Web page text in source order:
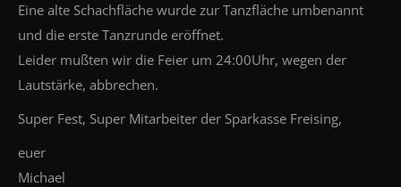
Eine alte Schachfläche wurde zur Tanzfläche umbenannt
und die erste Tanzrunde eröffnet.
Leider mußten wir die Feier um 24:00Uhr, wegen der
Lautstärke, abbrechen.
Super Fest, Super Mitarbeiter der Sparkasse Freising,
euer
Michael